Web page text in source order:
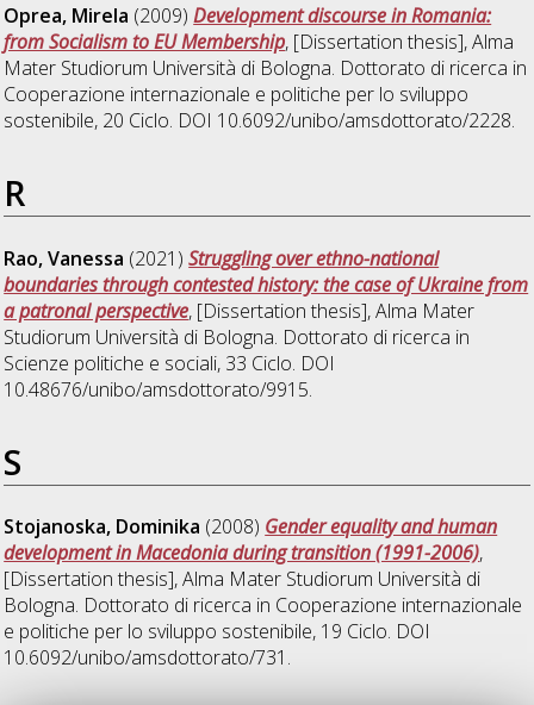
Oprea, Mirela (2009)Development discourse in Romania:
from Socialism to EU Membership, [Dissertation thesis], Alma
Mater Studiorum Università di Bologna. Dottorato di ricerca in
Cooperazione internazionale e politiche per lo sviluppo
sostenibile, 20 Ciclo. DOI 10.6092/unibo/amsdottorato/2228.
R
Rao, Vanessa (2021)Struggling over ethno-national
boundaries through contested history: the case of Ukraine from
a patronal perspective, [Dissertation thesis], Alma Mater
Studiorum Università di Bologna. Dottorato di ricerca in
Scienze politiche e sociali, 33 Ciclo. DOI
10.48676/unibo/amsdottorato/9915.
S
Stojanoska, Dominika (2008) Gender equality and human
development in Macedonia during transition (1991-2006),
[Dissertation thesis], Alma Mater Studiorum Università di
Bologna. Dottorato di ricerca in Cooperazione internazionale
e politiche per lo sviluppo sostenibile, 19 Ciclo. DOI
10.6092/unibo/amsdottorato/731.